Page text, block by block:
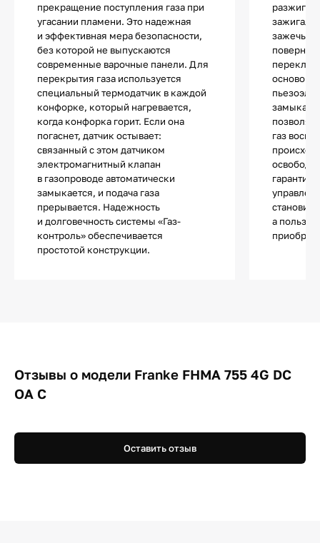
прекращение поступления газа при
угасании пламени. Это надежная
и эффективная мера безопасности,
без которой не выпускаются
современные варочные панели. Для
перекрытия газа используется
специальный термодатчик в каждой
конфорке, который нагревается,
когда конфорка горит. Если она
погаснет, датчик остывает:
связанный с этом датчиком
электромагнитный клапан
в газопроводе автоматически
замыкается, и подача газа
прерывается. Надежность
и долговечность системы «Газ-
контроль» обеспечивается
простотой конструкции.
зажечь
повернув
основой
газ
а
Отзывы о модели Franke FHMA 755 4G DC
OA C
Оставить отзыв